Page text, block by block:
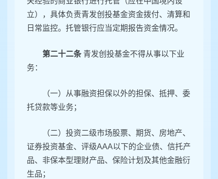
立），具体负责青发创投基金资金拨付、清算和
日常监控。托管银行应当定期报告资金情况。
第二十二条 青发创投基金不得从事以下业
务：
（一）从事融资担保以外的担保、抵押、委
托贷款等业务；
（二）投资二级市场股票、期货、房地产、
证券投资基金、评级AAA以下的企业债、信托产
品、非保本型理财产品、保险计划及其他金融衍
生品；